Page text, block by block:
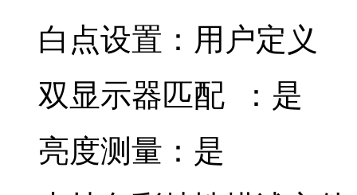
白点设置：用户定义
双显示器匹配 ：是
亮度测量：是